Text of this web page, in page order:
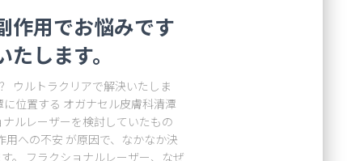
作用でお悩みです
します。
ウルトラクリアで解決いたしま
位置する オガナセル皮膚科清潭
ルレーザーを検討していたもの
への不安 が原因で、なかなか決
。 フラクショナルレーザー、なぜ